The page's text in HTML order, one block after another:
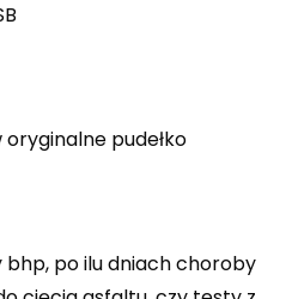
pudełko
po ilu dniach choroby